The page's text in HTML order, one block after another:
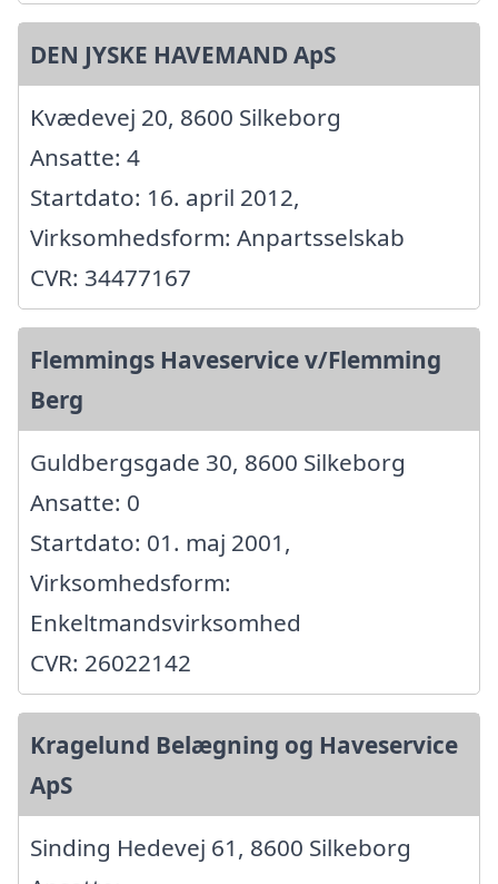
DEN JYSKE HAVEMAND ApS
Kvædevej 20, 8600 Silkeborg
Ansatte: 4
Startdato: 16. april 2012,
Virksomhedsform: Anpartsselskab
CVR: 34477167
Flemmings Haveservice v/Flemming
Berg
Guldbergsgade 30, 8600 Silkeborg
Ansatte: 0
Startdato: 01. maj 2001,
Virksomhedsform:
Enkeltmandsvirksomhed
CVR: 26022142
Kragelund Belægning og Haveservice
ApS
Sinding Hedevej 61, 8600 Silkeborg